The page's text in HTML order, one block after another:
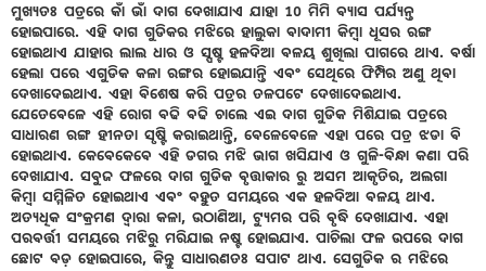
ମୁଖ୍ୟତଃ ପତ୍ରରେ କାଁ ଭାଁ ଦାଗ ଦେଖାଯାଏ ଯାହା 10 ମିମି ବ୍ୟାସ ପର୍ଯ୍ୟନ୍ତ
ହୋଇପାରେ. ଏହି ଦାଗ ଗୁଡିକର ମଝିରେ ହାଲୁକା ବାଦାମୀ କିମ୍ବା ଧୂସର ରଙ୍ଗ
ହୋଇଥାଏ ଯାହାର ଲାଲ ଧାର ଓ ସ୍ପଷ୍ଟ ହଳଦିଆ ବଳୟ ଶୁଖିଲା ପାଗରେ ଥାଏ. ବର୍ଷା
ହେଲା ପରେ ଏଗୁଡିକ କଳା ରଙ୍ଗର ହୋଇଯାନ୍ତି ଏବଂ ସେଥିରେ ଫିମ୍ପିର ଅଣୁ ଥିବା
ଦେଖାଦେଇଥାଏ. ଏହା ବିଶେଷ କରି ପତ୍ରର ତଳପଟେ ଦେଖାଦେଇଥାଏ.
ଯେତେବେଳେ ଏହି ରୋଗ ବଢି ବଢି ଚାଲେ ଏଇ ଦାଗ ଗୁଡିକ ମିଶିଯାଇ ପତ୍ରରେ
ସାଧାରଣ ରଙ୍ଗ ହୀନତା ସୃଷ୍ଟି କରାଇଥାନ୍ତି, ବେଳେବେଳେ ଏହା ପରେ ପତ୍ର ଝଡା ବି
ହୋଇଥାଏ. କେବେକେବେ ଏହି ଡଗର ମଝି ଭାଗ ଖସିଯାଏ ଓ ଗୁଳି-ବିନ୍ଧା କଣା ପରି
ଦେଖାଯାଏ. ସବୁଜ ଫଳରେ ଦାଗ ଗୁଡିକ ବୃତ୍ତାକାର ରୁ ଅସମ ଆକୃତିର, ଅଲଗା
କିମ୍ବା ସମ୍ମିଳିତ ହୋଇଥାଏ ଏବଂ ବହୁତ ସମୟରେ ଏକ ହଳଦିଆ ବଳୟ ଥାଏ.
ଅତ୍ୟଧିକ ସଂକ୍ରମଣ ଦ୍ୱାରା କଳା, ଉଠାଣିଆ, ଟ୍ୟୁମର ପରି ବୃଦ୍ଧି ଦେଖାଯାଏ. ଏହା
ପରବର୍ତ୍ତୀ ସମୟରେ ମଝିରୁ ମରିଯାଇ ନଷ୍ଟ ହୋଇଯାଏ. ପାଚିଲା ଫଳ ଉପରେ ଦାଗ
ଛୋଟ ବଡ଼ ହୋଇପାରେ, କିନ୍ତୁ ସାଧାରଣତଃ ସପାଟ ଥାଏ. ସେଗୁଡିକ ର ମଝିରେ